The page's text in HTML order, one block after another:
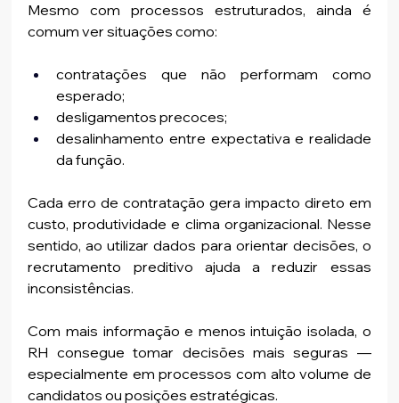
Mesmo com processos estruturados, ainda é
comum ver situações como:
contratações que não performam como
esperado;
desligamentos precoces;
desalinhamento entre expectativa e realidade
da função.
Cada erro de contratação gera impacto direto em
custo, produtividade e clima organizacional. Nesse
sentido, ao utilizar dados para orientar decisões, o
recrutamento preditivo ajuda a reduzir essas
inconsistências.
Com mais informação e menos intuição isolada, o
RH consegue tomar decisões mais seguras —
especialmente em processos com alto volume de
candidatos ou posições estratégicas.